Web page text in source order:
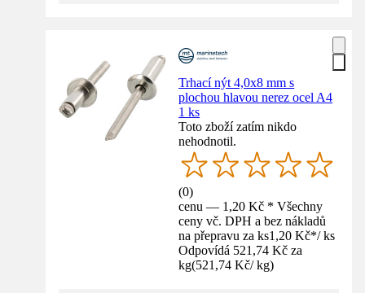
Trhací nýt 4,0x8 mm s
plochou hlavou nerez ocel A4
1 ks
Toto zboží zatím nikdo
nehodnotil.
(0)
cenu — 1,20 Kč * Všechny
ceny vč. DPH a bez nákladů
na přepravu za ks1,20 Kč*/ ks
Odpovídá 521,74 Kč za
kg(521,74 Kč/ kg)